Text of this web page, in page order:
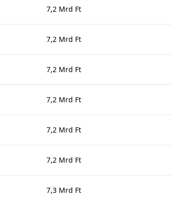
7,2 Mrd Ft
7,2 Mrd Ft
7,2 Mrd Ft
7,2 Mrd Ft
7,2 Mrd Ft
7,2 Mrd Ft
7,3 Mrd Ft